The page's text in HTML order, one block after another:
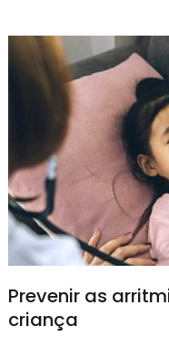
Prevenir as
criança